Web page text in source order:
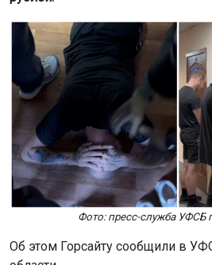
Фото: пресс-служба УФСБ
Об этом Горсайту сообщили в